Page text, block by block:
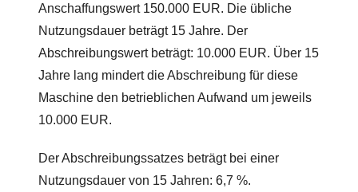
Anschaffungswert 150.000 EUR. Die übliche
Nutzungsdauer beträgt 15 Jahre. Der
Abschreibungswert beträgt: 10.000 EUR. Über 15
Jahre lang mindert die Abschreibung für diese
Maschine den betrieblichen Aufwand um jeweils
10.000 EUR.
Der Abschreibungssatzes beträgt bei einer
Nutzungsdauer von 15 Jahren: 6,7 %.